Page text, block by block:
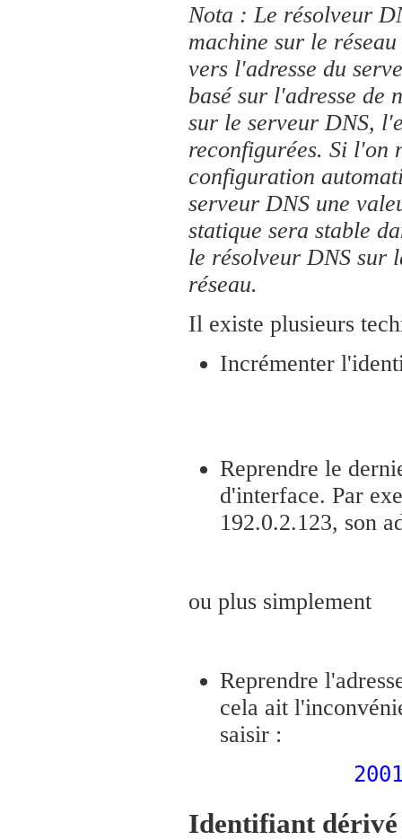
Nota : Le résolveur
machine sur le
vers l'adresse du
basé sur l'adresse de
sur le serveur DNS,
reconfigurées. Si l'on
configuration
serveur DNS une
statique sera stable
le résolveur DNS sur
réseau.
Il existe plusieurs
Incrémenter
Reprendre le
d'interface. Par
192.0.2.123, son
ou plus simplement
Reprendre
cela ait
saisir :
Identifiant dérivé